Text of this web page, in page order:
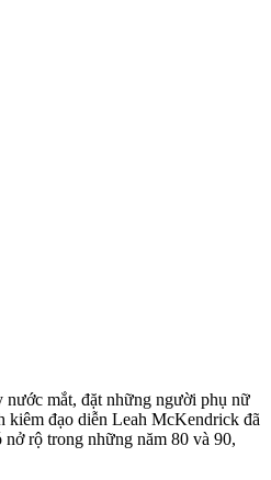
nước mắt, đặt những người phụ nữ
kiêm đạo diễn Leah McKendrick đã
rộ trong những năm 80 và 90,